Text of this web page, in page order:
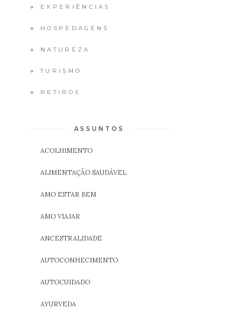
🔸 EXPERIÊNCIAS
🔸 HOSPEDAGENS
🔸 NATUREZA
🔸 TURISMO
🔸 RETIROS
ASSUNTOS
ACOLHIMENTO
ALIMENTAÇÃO SAUDÁVEL
AMO ESTAR BEM
AMO VIAJAR
ANCESTRALIDADE
AUTOCONHECIMENTO
AUTOCUIDADO
AYURVEDA